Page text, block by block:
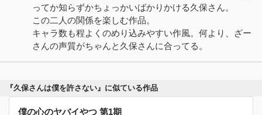
ってか知らずかちょっかいばかりかける久保さん。
この二人の関係を楽しむ作品。
キャラ数も程よくのめり込みやすい作風。何より、ざー
さんの声質がちゃんと久保さんに合ってる。
『久保さんは僕を許さない』に似ている作品
僕の心のヤバイやつ 第1期